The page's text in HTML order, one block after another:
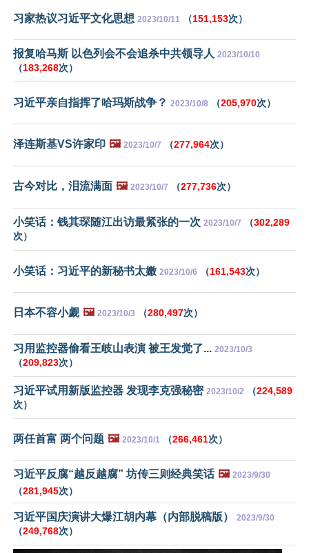
习家热议习近平文化思想 2023/10/11 （151,153次）
报复哈马斯 以色列会不会追杀中共领导人 2023/10/10
（183,268次）
习近平亲自指挥了哈玛斯战争？ 2023/10/8 （205,970次）
泽连斯基VS许家印 🖼️ 2023/10/7 （277,964次）
古今对比，泪流满面 🖼️ 2023/10/7 （277,736次）
小笑话：钱其琛随江出访最紧张的一次 2023/10/7 （302,289
次）
小笑话：习近平的新秘书太嫩 2023/10/6 （161,543次）
日本不容小觑 🖼️ 2023/10/3 （280,497次）
习用监控器偷看王岐山表演 被王发觉了... 2023/10/3
（209,823次）
习近平试用新版监控器 发现李克强秘密 2023/10/2 （224,589
次）
两任首富 两个问题 🖼️ 2023/10/1 （266,461次）
习近平反腐“越反越腐” 坊传三则经典笑话 🖼️ 2023/9/30
（281,945次）
习近平国庆演讲大爆江胡内幕（内部脱稿版） 2023/9/30
（249,768次）